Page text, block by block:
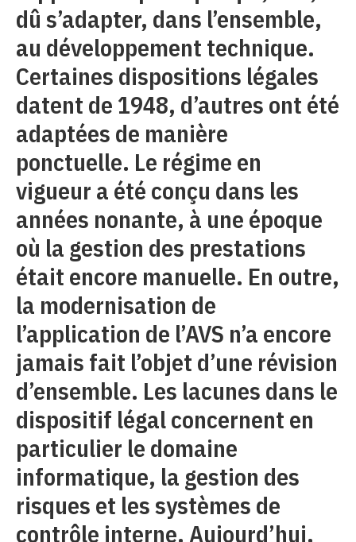
dû s’adapter, dans l’ensemble,
au développement technique.
Certaines dispositions légales
datent de 1948, d’autres ont été
adaptées de manière
ponctuelle. Le régime en
vigueur a été conçu dans les
années nonante, à une époque
où la gestion des prestations
était encore manuelle. En outre,
la modernisation de
l’application de l’AVS n’a encore
jamais fait l’objet d’une révision
d’ensemble. Les lacunes dans le
dispositif légal concernent en
particulier le domaine
informatique, la gestion des
risques et les systèmes de
contrôle interne. Aujourd’hui,